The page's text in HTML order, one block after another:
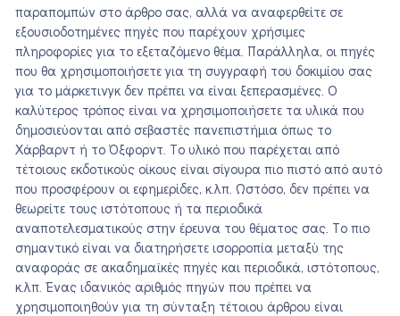
παραπομπών στο άρθρο σας, αλλά να αναφερθείτε σε
εξουσιοδοτημένες πηγές που παρέχουν χρήσιμες
πληροφορίες για το εξεταζόμενο θέμα. Παράλληλα, οι πηγές
που θα χρησιμοποιήσετε για τη συγγραφή του δοκιμίου σας
για το μάρκετινγκ δεν πρέπει να είναι ξεπερασμένες. Ο
καλύτερος τρόπος είναι να χρησιμοποιήσετε τα υλικά που
δημοσιεύονται από σεβαστές πανεπιστήμια όπως το
Χάρβαρντ ή το Όξφορντ. Το υλικό που παρέχεται από
τέτοιους εκδοτικούς οίκους είναι σίγουρα πιο πιστό από αυτό
που προσφέρουν οι εφημερίδες, κ.λπ. Ωστόσο, δεν πρέπει να
θεωρείτε τους ιστότοπους ή τα περιοδικά
αναποτελεσματικούς στην έρευνα του θέματος σας. Το πιο
σημαντικό είναι να διατηρήσετε ισορροπία μεταξύ της
αναφοράς σε ακαδημαϊκές πηγές και περιοδικά, ιστότοπους,
κ.λπ. Ένας ιδανικός αριθμός πηγών που πρέπει να
χρησιμοποιηθούν για τη σύνταξη τέτοιου άρθρου είναι